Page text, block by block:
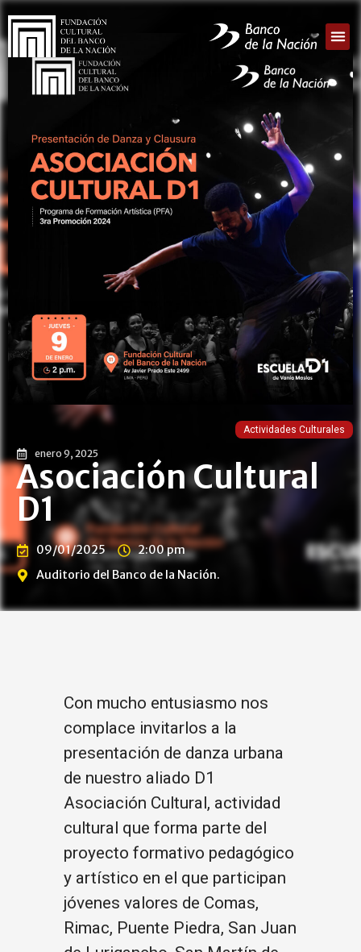
Actividades Culturales
enero 9, 2025
Asociación Cultural
D1
09/01/2025
2:00 pm
Auditorio del Banco de la Nación.
Con mucho entusiasmo nos
complace invitarlos a la
presentación de danza urbana
de nuestro aliado D1
Asociación Cultural, actividad
cultural que forma parte del
proyecto formativo pedagógico
y artístico en el que participan
jóvenes valores de Comas,
Rimac, Puente Piedra, San Juan